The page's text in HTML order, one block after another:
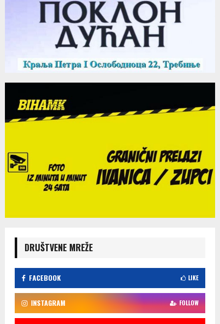
DRUŠTVENE MREŽE
FACEBOOK LIKE
INSTAGRAM FOLLOW